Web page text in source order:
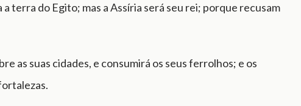
terra do Egito; mas a Assíria será seu rei; porque recusam
as suas cidades, e consumirá os seus ferrolhos; e os